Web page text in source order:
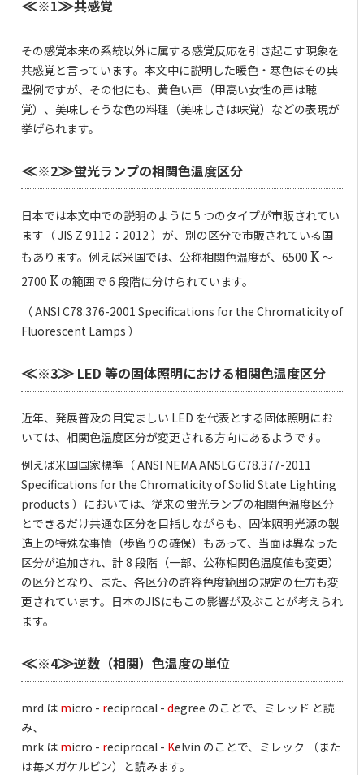
≪※1≫共感覚
その感覚本来の系統以外に属する感覚反応を引き起こす現象を
共感覚と言っています。本文中に説明した暖色・寒色はその典
型例ですが、その他にも、黄色い声（甲高い女性の声は聴
覚）、美味しそうな色の料理（美味しさは味覚）などの表現が
挙げられます。
≪※2≫蛍光ランプの相関色温度区分
日本では本文中での説明のように 5 つのタイプが市販されてい
ます（ JIS Z 9112：2012 ）が、別の区分で市販されている国
もあります。例えば米国では、公称相関色温度が、6500 K～
2700 K の範囲で 6 段階に分けられています。
（ ANSI C78.376-2001 Specifications for the Chromaticity of
Fluorescent Lamps ）
≪※3≫ LED 等の固体照明における相関色温度区分
近年、発展普及の目覚ましい LED を代表とする固体照明にお
いては、相関色温度区分が変更される方向にあるようです。
例えば米国国家標準（ ANSI NEMA ANSLG C78.377-2011
Specifications for the Chromaticity of Solid State Lighting
products ）においては、従来の蛍光ランプの相関色温度区分
とできるだけ共通な区分を目指しながらも、固体照明光源の製
造上の特殊な事情（歩留りの確保）もあって、当面は異なった
区分が追加され、計 8 段階（一部、公称相関色温度値も変更）
の区分となり、また、各区分の許容色度範囲の規定の仕方も変
更されています。日本のJISにもこの影響が及ぶことが考えられ
ます。
≪※4≫逆数（相関）色温度の単位
mrd は micro - reciprocal - degree のことで、ミレッド と読
み、
mrk は micro - reciprocal - Kelvin のことで、ミレック （また
は毎メガケルビン）と読みます。